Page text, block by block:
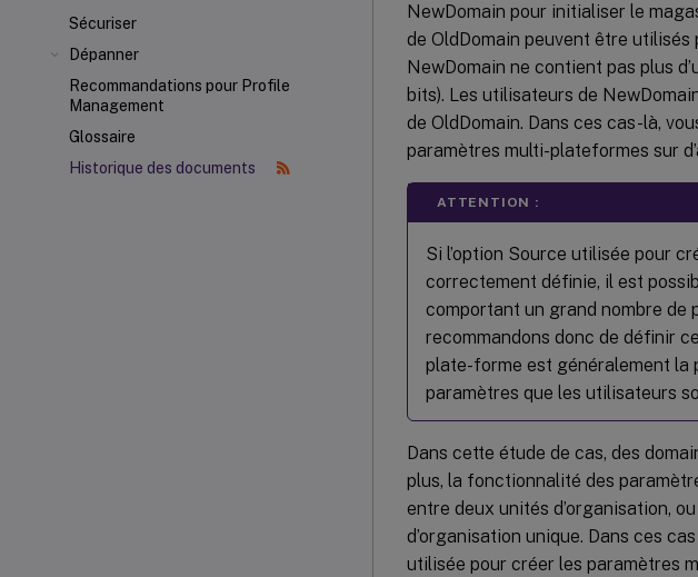
Sécuriser
Dépanner
Recommandations pour Profile
Management
Glossaire
Historique des documents
NewDomain pour initialiser le
de OldDomain peuvent être
NewDomain ne contient pas plus
bits). Les utilisateurs de
de OldDomain. Dans ces cas-là,
paramètres multi-plateformes sur
ATTENTION :
Si l’option Source utilisée pour
correctement définie, il est
comportant un grand nombre de
recommandons donc de définir
plate-forme est généralement la
paramètres que les utilisateurs
Dans cette étude de cas, des
plus, la fonctionnalité des
entre deux unités d’organisation,
d’organisation unique. Dans ces
utilisée pour créer les paramètres